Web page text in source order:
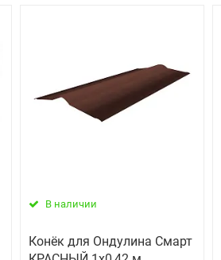
В наличии
Конёк для Ондулина Смарт